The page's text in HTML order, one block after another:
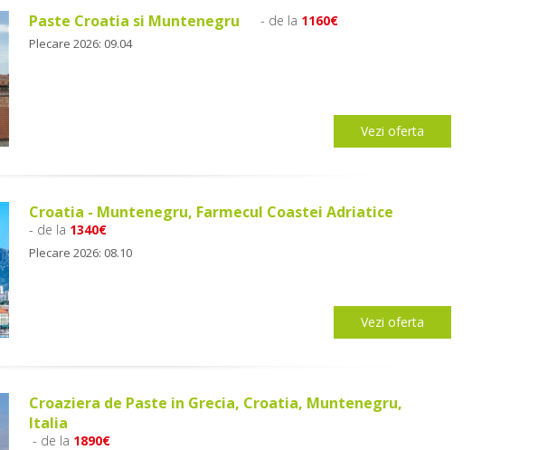
Paste Croatia si Muntenegru - de la 1160€
Plecare 2026: 09.04
Vezi oferta
Croatia - Muntenegru, Farmecul Coastei Adriatice
- de la 1340€
Plecare 2026: 08.10
Vezi oferta
Croaziera de Paste in Grecia, Croatia, Muntenegru,
Italia
- de la 1890€